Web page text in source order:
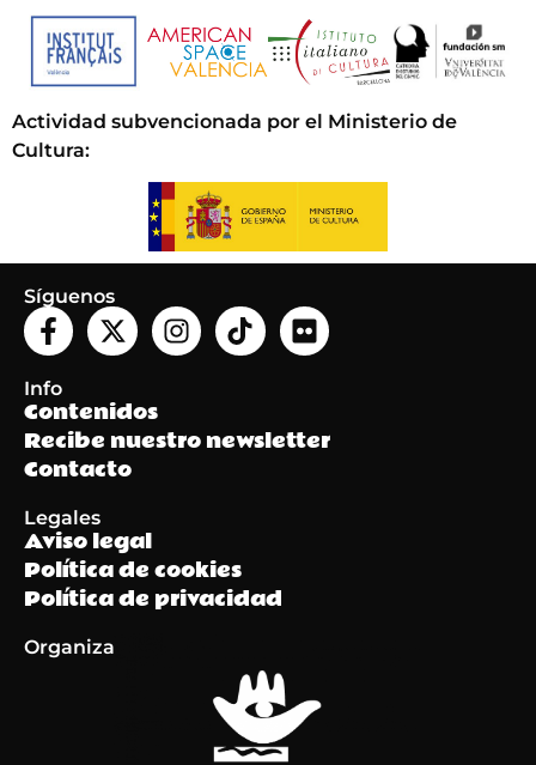
Actividad subvencionada por el Ministerio de
Cultura:
Síguenos
Info
Contenidos
Recibe nuestro newsletter
Contacto
Legales
Aviso legal
Política de cookies
Política de privacidad
Organiza